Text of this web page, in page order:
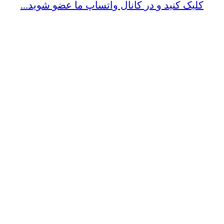
کلیک کنید و در کانال واتساپ ما عضو شوید...